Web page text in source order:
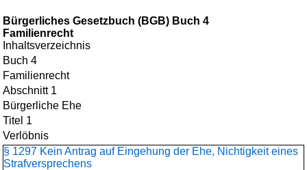
Bürgerliches Gesetzbuch (BGB) Buch 4
Familienrecht
Inhaltsverzeichnis
Buch 4
Familienrecht
Abschnitt 1
Bürgerliche Ehe
Titel 1
Verlöbnis
§ 1297 Kein Antrag auf Eingehung der Ehe, Nichtigkeit eines
Strafversprechens